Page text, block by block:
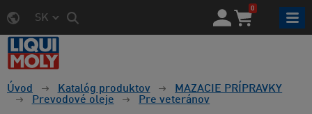
SK
0
Úvod Katalóg produktov
MAZACIE PRÍPRAVKY
Prevodové oleje
Pre veteránov